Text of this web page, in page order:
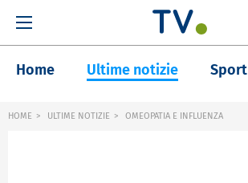
Home Ultime notizie Sport
HOME ULTIME NOTIZIE OMEOPATIA E INFLUENZA